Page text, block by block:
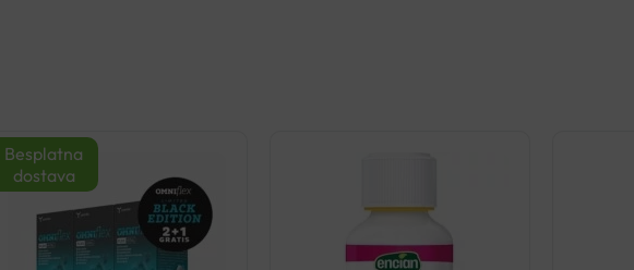
Besplatna
dostava